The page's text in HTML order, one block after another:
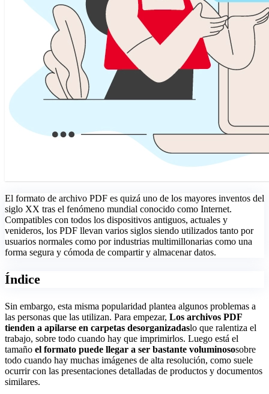
El formato de archivo PDF es quizá uno de los mayores inventos del
siglo XX tras el fenómeno mundial conocido como Internet.
Compatibles con todos los dispositivos antiguos, actuales y
venideros, los PDF llevan varios siglos siendo utilizados tanto por
usuarios normales como por industrias multimillonarias como una
forma segura y cómoda de compartir y almacenar datos.
Índice
Sin embargo, esta misma popularidad plantea algunos problemas a
las personas que las utilizan. Para empezar, Los archivos PDF
tienden a apilarse en carpetas desorganizadaslo que ralentiza el
trabajo, sobre todo cuando hay que imprimirlos. Luego está el
tamaño el formato puede llegar a ser bastante voluminososobre
todo cuando hay muchas imágenes de alta resolución, como suele
ocurrir con las presentaciones detalladas de productos y documentos
similares.